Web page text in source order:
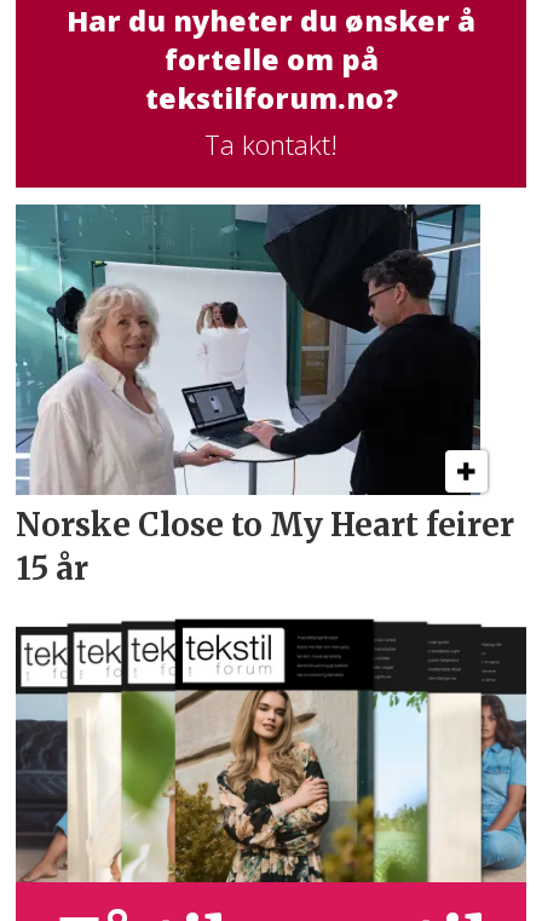
Har du nyheter du ønsker å
fortelle om på
tekstilforum.no?
Ta kontakt!
Norske Close to My Heart feirer
15 år